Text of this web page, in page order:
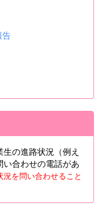
告
の進路状況（例え
合わせの電話があ
を問い合わせること